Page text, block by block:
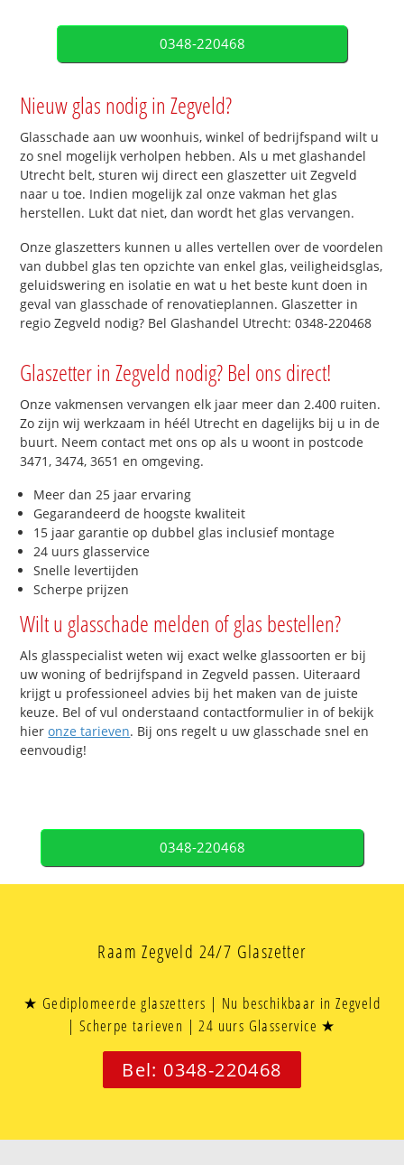
0348-220468
Nieuw glas nodig in Zegveld?
Glasschade aan uw woonhuis, winkel of bedrijfspand wilt u
zo snel mogelijk verholpen hebben. Als u met glashandel
Utrecht belt, sturen wij direct een glaszetter uit Zegveld
naar u toe. Indien mogelijk zal onze vakman het glas
herstellen. Lukt dat niet, dan wordt het glas vervangen.
Onze glaszetters kunnen u alles vertellen over de voordelen
van dubbel glas ten opzichte van enkel glas, veiligheidsglas,
geluidswering en isolatie en wat u het beste kunt doen in
geval van glasschade of renovatieplannen. Glaszetter in
regio Zegveld nodig? Bel Glashandel Utrecht: 0348-220468
Glaszetter in Zegveld nodig? Bel ons direct!
Onze vakmensen vervangen elk jaar meer dan 2.400 ruiten.
Zo zijn wij werkzaam in héél Utrecht en dagelijks bij u in de
buurt. Neem contact met ons op als u woont in postcode
3471, 3474, 3651 en omgeving.
Meer dan 25 jaar ervaring
Gegarandeerd de hoogste kwaliteit
15 jaar garantie op dubbel glas inclusief montage
24 uurs glasservice
Snelle levertijden
Scherpe prijzen
Wilt u glasschade melden of glas bestellen?
Als glasspecialist weten wij exact welke glassoorten er bij
uw woning of bedrijfspand in Zegveld passen. Uiteraard
krijgt u professioneel advies bij het maken van de juiste
keuze. Bel of vul onderstaand contactformulier in of bekijk
hieronze tarieven. Bij ons regelt u uw glasschade snel en
eenvoudig!
0348-220468
Raam Zegveld 24/7 Glaszetter
★ Gediplomeerde glaszetters | Nu beschikbaar in Zegveld
| Scherpe tarieven | 24 uurs Glasservice ★
Bel: 0348-220468